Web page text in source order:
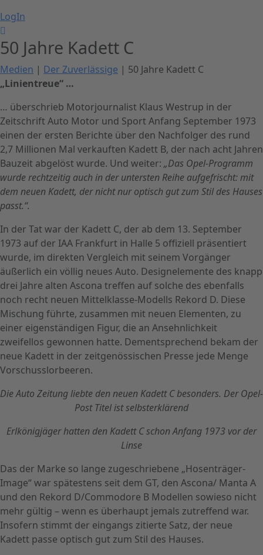
LogIn
50 Jahre Kadett C
Medien | Der Zuverlässige | 50 Jahre Kadett C
„Linientreue“ …
… überschrieb Motorjournalist Klaus Westrup in der
Zeitschrift Auto Motor und Sport Anfang September 1973
einen der ersten Berichte über den Nachfolger des rund
2,7 Millionen Mal verkauften Kadett B, der nach acht Jahren
Bauzeit abgelöst wurde. Und weiter: „Das Opel-Programm
wurde rechtzeitig auch in der untersten Reihe aufgefrischt: mit
dem neuen Kadett, der nicht nur optisch gut zum Stil des Hauses
passt.“.
In der Tat war der Kadett C, der ab dem 13. September
1973 auf der IAA Frankfurt in Halle 5 offiziell präsentiert
wurde, im direkten Vergleich mit seinem Vorgänger
äußerlich ein völlig neues Auto. Designelemente des knapp
drei Jahre alten Ascona treffen auf solche des ebenfalls
noch recht neuen Mittelklasse-Modells Rekord D. Diese
Mischung führte, zusammen mit neuen Elementen, zu
einer eigenständigen Figur, die an Ansehnlichkeit
zweifellos gewonnen hatte. Dementsprechend bekam der
neue Kadett in der zeitgenössischen Presse jede Menge
Vorschusslorbeeren.
Die Auto Zeitung liebte den neuen Kadett C besonders. Der Opel-
Post Titel ist selbsterklärend
Erlkönigjäger hatten den Kadett C schon Anfang 1973 vor der
Linse
Das der Marke so lange zugeschriebene „Hosenträger-
Image“ war spätestens seit dem GT, den Ascona/ Manta A
und den Rekord D/Commodore B Modellen sowieso nicht
mehr gültig – wenn es überhaupt jemals zutreffend war.
Insofern stimmt der eingangs zitierte Satz, der neue
Kadett passe optisch gut zum Stil des Hauses.